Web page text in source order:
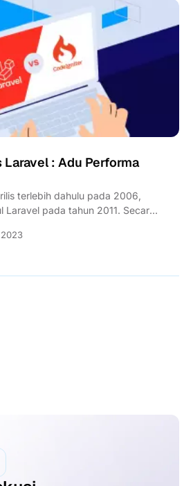
: Adu Performa
terlebih dahulu pada 2006,
Laravel pada tahun 2011. Secara